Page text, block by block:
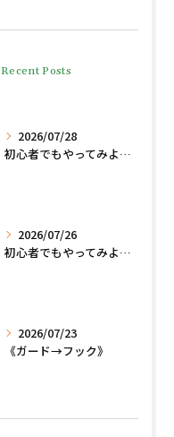
Recent Posts
2026/07/28
初心者でもやってみよう、格闘技でダイエット脂肪燃焼🔥
2026/07/26
初心者でもやってみよう、格闘技でダイエット、脂肪燃焼🔥
2026/07/23
《ガード→フック》